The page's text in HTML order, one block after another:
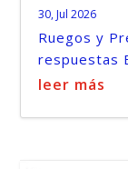
30, Jul 2026
Ruegos y
respuestas
leer más